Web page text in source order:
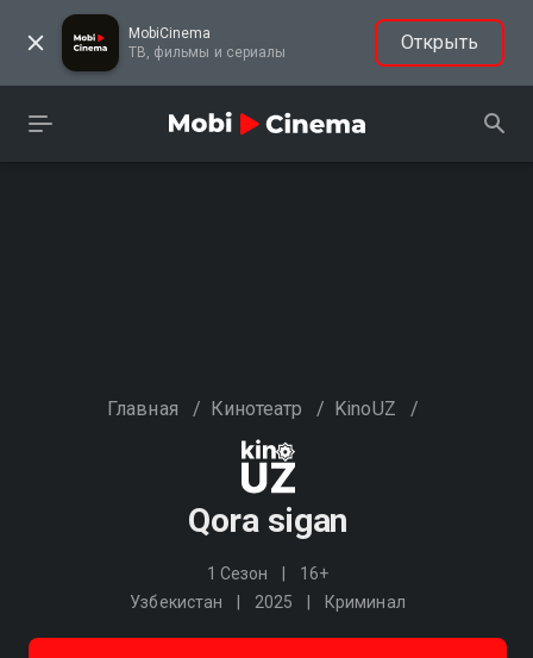
MobiCinema
ТВ, фильмы и сериалы
Открыть
Главная / Кинотеатр / KinoUZ /
Qora sigan
1 Сезон
16+
Узбекистан
2025 Криминал